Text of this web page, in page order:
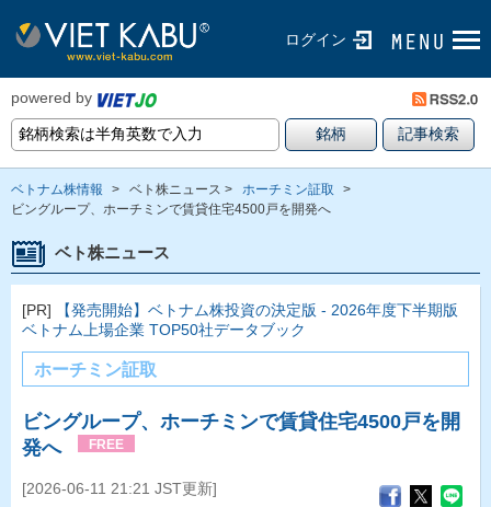
ログイン
powered by
ベトナム株情報 > ベト株ニュース > ホーチミン証取
>
ビングループ、ホーチミンで賃貸住宅4500戸を開発へ
ベト株ニュース
[PR]
【発売開始】ベトナム株投資の決定版 - 2026年度下半期版
ベトナム上場企業 TOP50社データブック
ホーチミン証取
ビングループ、ホーチミンで賃貸住宅4500戸を開
発へ
FREE
[2026-06-11 21:21 JST更新]